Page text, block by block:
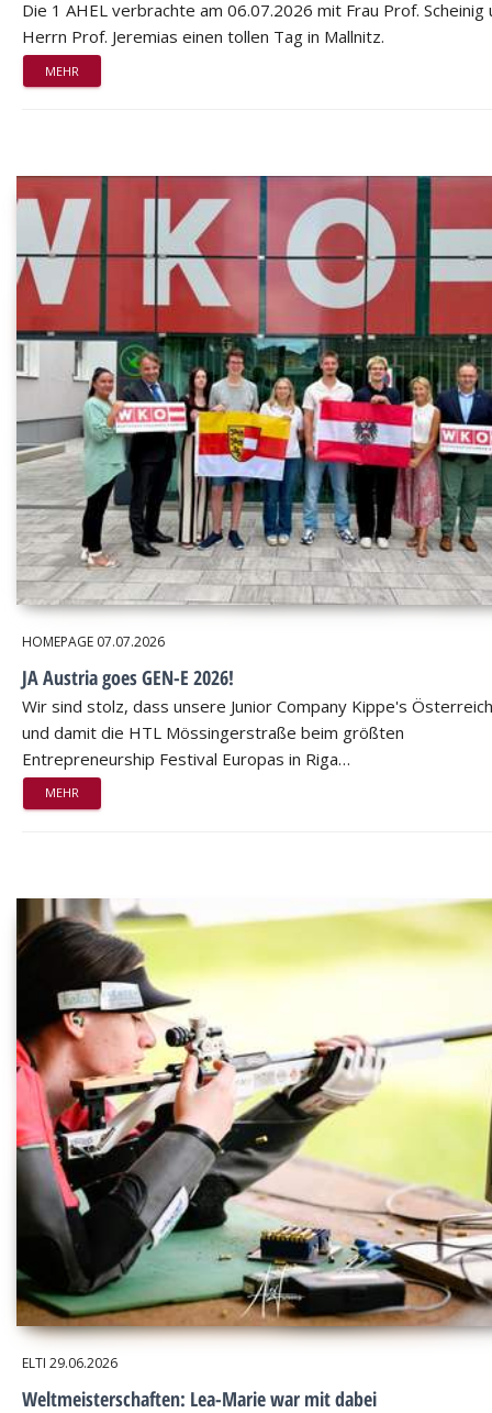
Die 1 AHEL verbrachte am 06.07.2026 mit Frau Prof. Scheinig
Herrn Prof. Jeremias einen tollen Tag in Mallnitz.
MEHR
HOMEPAGE 07.07.2026
JA Austria goes GEN-E 2026!
Wir sind stolz, dass unsere Junior Company Kippe's Österreich
und damit die HTL Mössingerstraße beim größten
Entrepreneurship Festival Europas in Riga…
MEHR
ELTI 29.06.2026
Weltmeisterschaften: Lea-Marie war mit dabei